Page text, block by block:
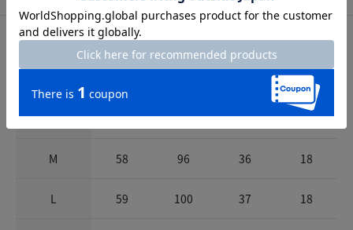
サイズ詳細 サイズガイドはこちら
袖丈
S 57 92 35 18
M 58 96 36 18
L 59 100 37 18